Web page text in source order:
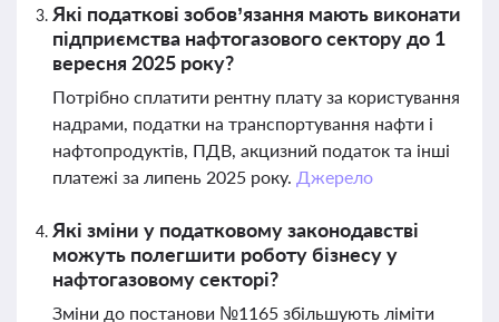
Які податкові зобов’язання мають виконати
підприємства нафтогазового сектору до 1
вересня 2025 року?
Потрібно сплатити рентну плату за користування
надрами, податки на транспортування нафти і
нафтопродуктів, ПДВ, акцизний податок та інші
платежі за липень 2025 року. Джерело
Які зміни у податковому законодавстві
можуть полегшити роботу бізнесу у
нафтогазовому секторі?
Зміни до постанови №1165 збільшують ліміти